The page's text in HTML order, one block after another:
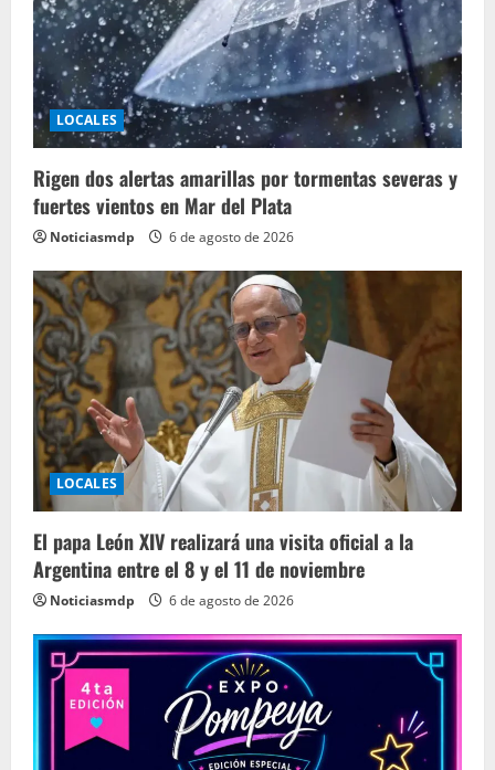
LOCALES
Rigen dos alertas amarillas por tormentas severas y
fuertes vientos en Mar del Plata
Noticiasmdp 6 de agosto de 2026
LOCALES
El papa León XIV realizará una visita oficial a la
Argentina entre el 8 y el 11 de noviembre
Noticiasmdp 6 de agosto de 2026